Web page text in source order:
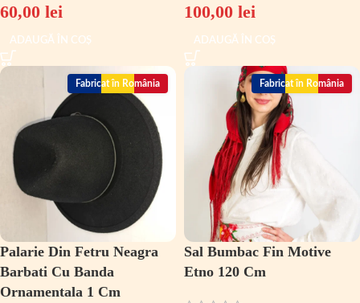
60,00 lei
ADAUGĂ ÎN COȘ
100,00 lei
ADAUGĂ ÎN COȘ
Fabricat în România
Palarie Din Fetru Neagra
Barbati Cu Banda
Ornamentala 1 Cm
Fabricat în România
Sal Bumbac Fin Motive
Etno 120 Cm